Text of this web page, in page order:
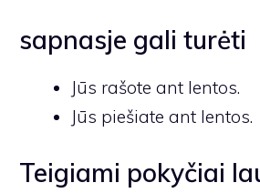
sapnasje gali turėti
Jūs rašote ant lentos.
Jūs piešiate ant lentos.
Teigiami pokyčiai